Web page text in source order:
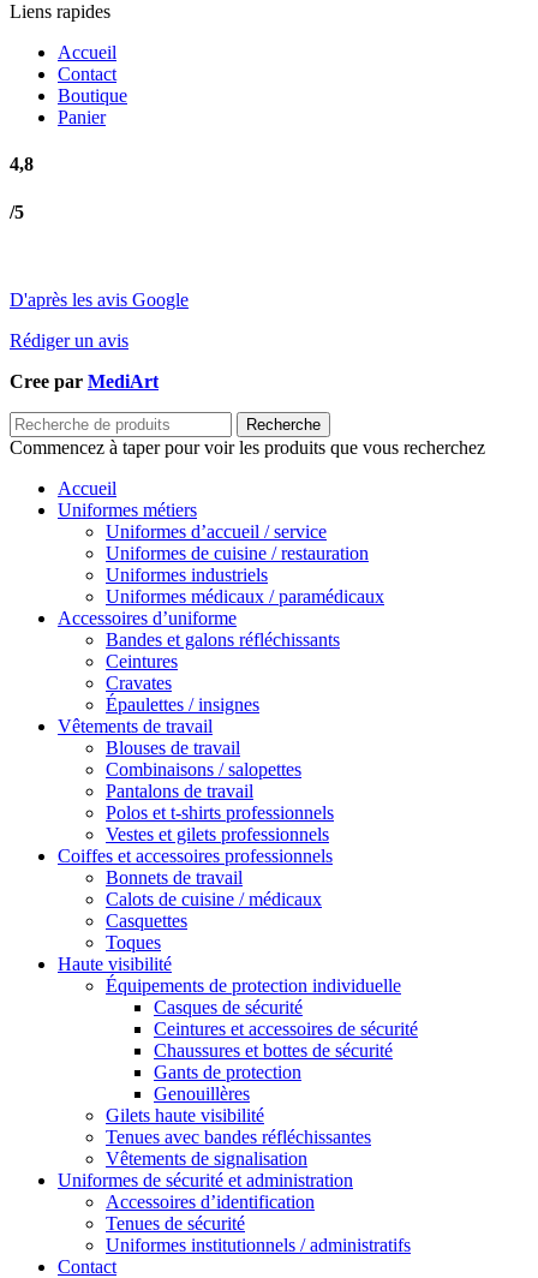
Liens rapides
Accueil
Contact
Boutique
Panier
4,8
/5
D'après les avis Google
Rédiger un avis
Cree par MediArt
Recherche
Commencez à taper pour voir les produits que vous recherchez
Accueil
Uniformes métiers
Uniformes d’accueil / service
Uniformes de cuisine / restauration
Uniformes industriels
Uniformes médicaux / paramédicaux
Accessoires d’uniforme
Bandes et galons réfléchissants
Ceintures
Cravates
Épaulettes / insignes
Vêtements de travail
Blouses de travail
Combinaisons / salopettes
Pantalons de travail
Polos et t-shirts professionnels
Vestes et gilets professionnels
Coiffes et accessoires professionnels
Bonnets de travail
Calots de cuisine / médicaux
Casquettes
Toques
Haute visibilité
Équipements de protection individuelle
Casques de sécurité
Ceintures et accessoires de sécurité
Chaussures et bottes de sécurité
Gants de protection
Genouillères
Gilets haute visibilité
Tenues avec bandes réfléchissantes
Vêtements de signalisation
Uniformes de sécurité et administration
Accessoires d’identification
Tenues de sécurité
Uniformes institutionnels / administratifs
Contact